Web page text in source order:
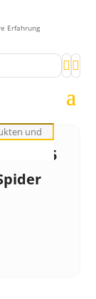
Erfahrung


MX-5